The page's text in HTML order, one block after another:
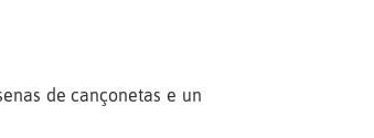
de cançonetas e un